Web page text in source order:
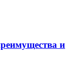
и